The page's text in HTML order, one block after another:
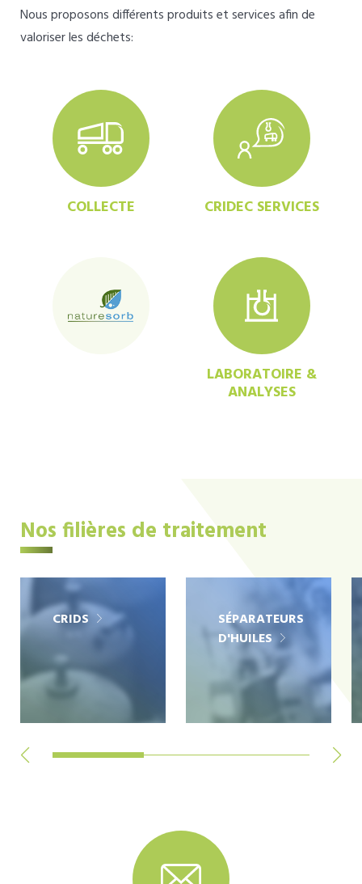
Nous proposons différents produits et services afin de
valoriser les déchets:
COLLECTE CRIDEC SERVICES
LABORATOIRE &
ANALYSES
Nos filières de traitement
CRIDS
SÉPARATEURS
D'HUILES